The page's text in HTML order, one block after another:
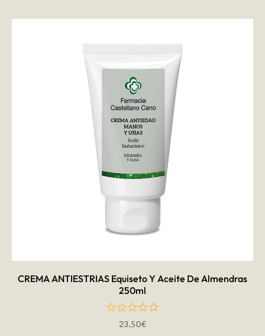
CREMA ANTIESTRIAS Equiseto Y Aceite De Almendras
250ml
23,50€